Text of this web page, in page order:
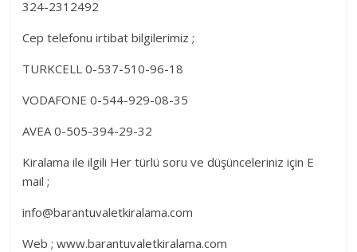
324-2312492
Cep telefonu irtibat bilgilerimiz ;
TURKCELL 0-537-510-96-18
VODAFONE 0-544-929-08-35
AVEA 0-505-394-29-32
Kiralama ile ilgili Her türlü soru ve düşünceleriniz için E
mail ;
info@barantuvaletkiralama.com
Web ; www.barantuvaletkiralama.com